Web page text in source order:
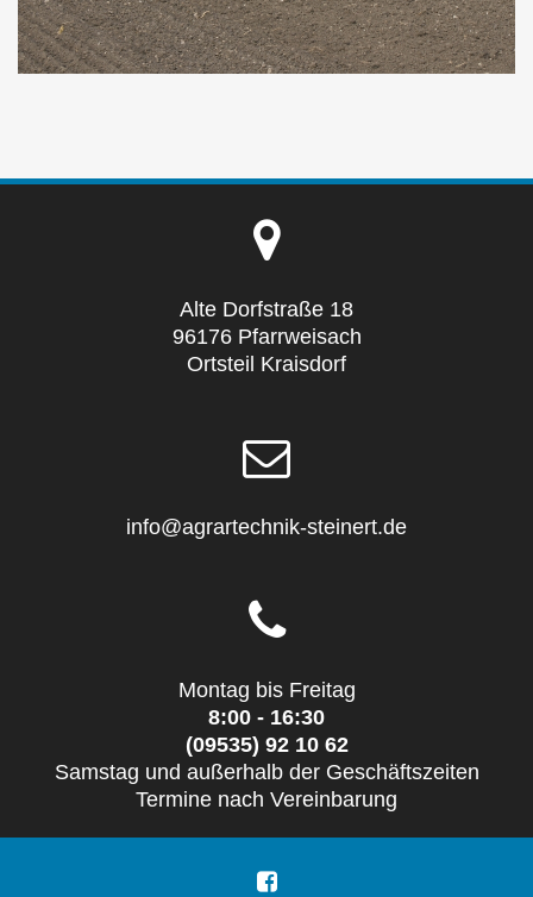
Alte Dorfstraße 18
96176 Pfarrweisach
Ortsteil Kraisdorf
info@agrartechnik-steinert.de
Montag bis Freitag
8:00 - 16:30
(09535) 92 10 62
Samstag und außerhalb der Geschäftszeiten
Termine nach Vereinbarung